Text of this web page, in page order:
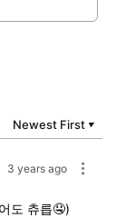
Newest First ▼
3 years ago
도 츄릅🤤)